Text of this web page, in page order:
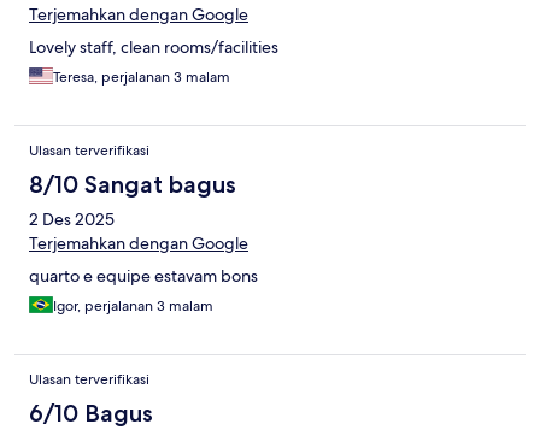
Terjemahkan dengan Google
Lovely staff, clean rooms/facilities
Teresa, perjalanan 3 malam
Ulasan terverifikasi
8/10 Sangat bagus
2 Des 2025
Terjemahkan dengan Google
quarto e equipe estavam bons
Igor, perjalanan 3 malam
Ulasan terverifikasi
6/10 Bagus